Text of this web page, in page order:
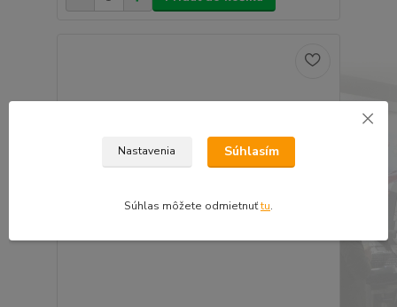
Nastavenia Súhlasím
Súhlas môžete odmietnuťtu.